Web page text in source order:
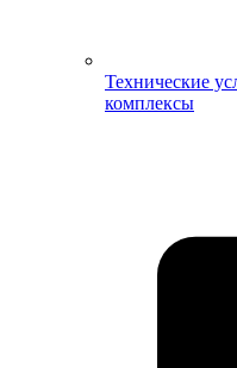
Технические
комплексы